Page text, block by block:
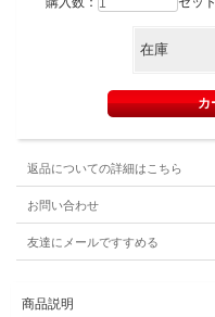
在庫
返品についての詳細はこちら
お問い合わせ
友達にメールですすめる
商品説明